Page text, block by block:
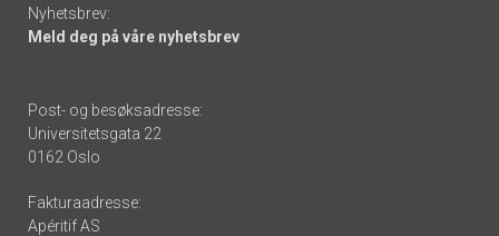
Nyhetsbrev:
Meld deg på våre nyhetsbrev
Post- og besøksadresse:
Universitetsgata 22
0162 Oslo
Fakturaadresse:
Apéritif AS